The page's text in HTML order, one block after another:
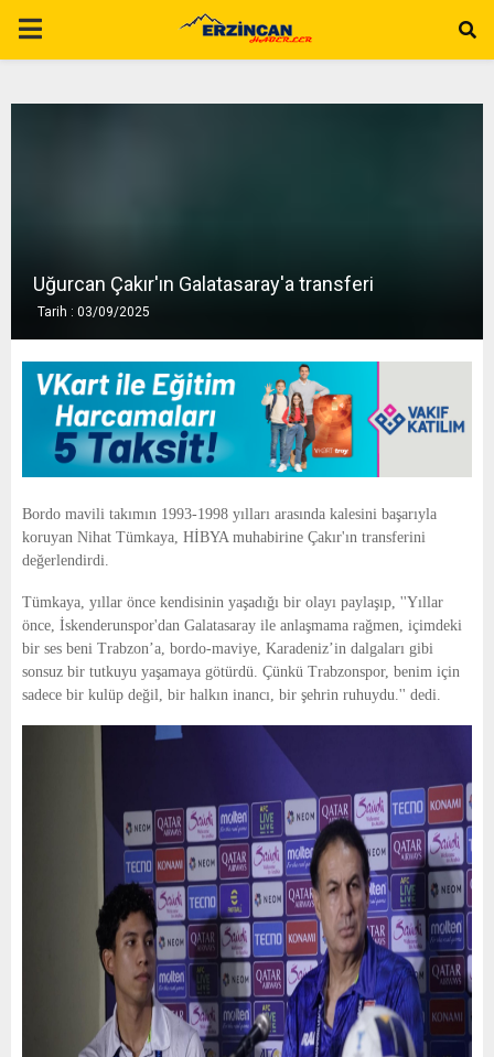
P
E
N
U
Uğurcan Çakır'ın Galatasaray'a transferi
Tarih : 03/09/2025
Bordo mavili takımın 1993-1998 yılları arasında kalesini başarıyla
koruyan Nihat Tümkaya, HİBYA muhabirine Çakır'ın transferini
değerlendirdi.
Tümkaya, yıllar önce kendisinin yaşadığı bir olayı paylaşıp, ''Yıllar
önce, İskenderunspor'dan Galatasaray ile anlaşmama rağmen, içimdeki
bir ses beni Trabzon’a, bordo-maviye, Karadeniz’in dalgaları gibi
sonsuz bir tutkuyu yaşamaya götürdü. Çünkü Trabzonspor, benim için
sadece bir kulüp değil, bir halkın inancı, bir şehrin ruhuydu.'' dedi.